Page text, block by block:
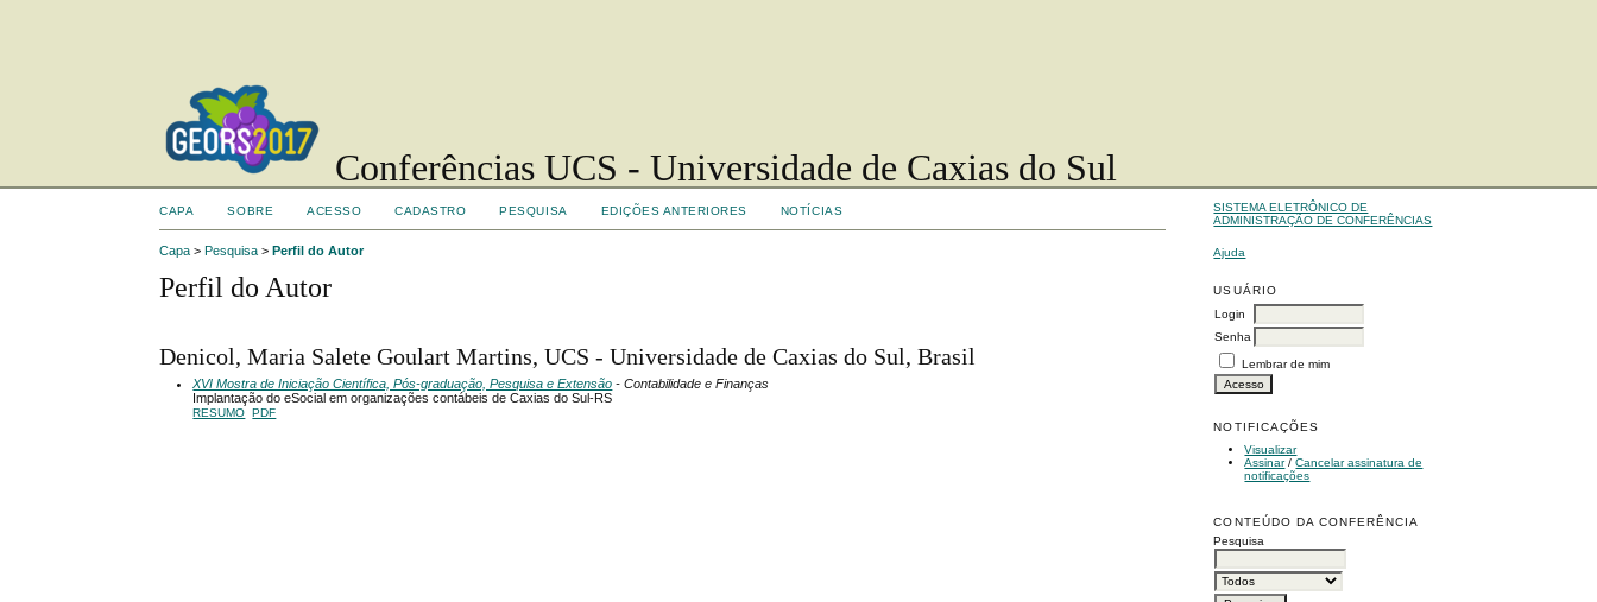
Conferências UCS - Universidade de Caxias do Sul
SISTEMA ELETRÔNICO DE
ADMINISTRAÇÃO DE CONFERÊNCIAS
Ajuda
USUÁRIO
Login
Senha
Lembrar de mim
NOTIFICAÇÕES
Visualizar
Assinar/Cancelar assinatura de
notificações
CONTEÚDO DA CONFERÊNCIA
Pesquisa
CAPA SOBRE ACESSO CADASTRO PESQUISA EDIÇÕES ANTERIORES NOTÍCIAS
Capa >Pesquisa >Perfil do Autor
Perfil do Autor
Denicol, Maria Salete Goulart Martins, UCS - Universidade de Caxias do Sul, Brasil
XVI Mostra de Iniciação Científica, Pós-graduação, Pesquisa e Extensão - Contabilidade e Finanças
Implantação do eSocial em organizações contábeis de Caxias do Sul-RS
RESUMO PDF